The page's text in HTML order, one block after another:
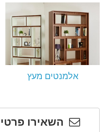
אלמנטים מעץ
השאירו